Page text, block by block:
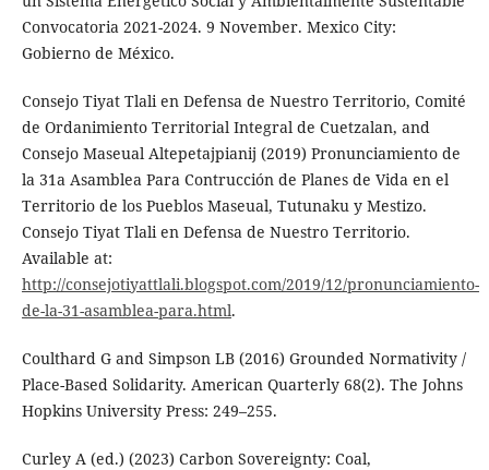
Convocatoria 2021-2024. 9 November. Mexico City:
Gobierno de México.
Consejo Tiyat Tlali en Defensa de Nuestro Territorio, Comité
de Ordanimiento Territorial Integral de Cuetzalan, and
Consejo Maseual Altepetajpianij (2019) Pronunciamiento de
la 31a Asamblea Para Contrucción de Planes de Vida en el
Territorio de los Pueblos Maseual, Tutunaku y Mestizo.
Consejo Tiyat Tlali en Defensa de Nuestro Territorio.
Available at:
http://consejotiyattlali.blogspot.com/2019/12/pronunciamiento-
de-la-31-asamblea-para.html.
Coulthard G and Simpson LB (2016) Grounded Normativity /
Place-Based Solidarity. American Quarterly 68(2). The Johns
Hopkins University Press: 249–255.
Curley A (ed.) (2023) Carbon Sovereignty: Coal,